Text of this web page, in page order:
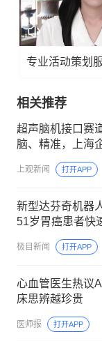
专业活动策划
相关推荐
超声脑机接口赛
脑、精准，上海
上观新闻 打开APP
新型达芬奇机器
51岁胃癌患者快
极目新闻 打开APP
心血管医生热议
床思辨越珍贵
医师报 打开APP